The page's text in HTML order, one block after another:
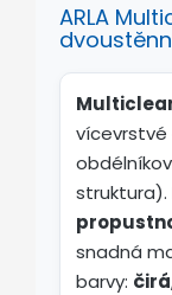
ARLA
Multiclear
vícevrstvé
struktura).
snadná
barvy: čirá